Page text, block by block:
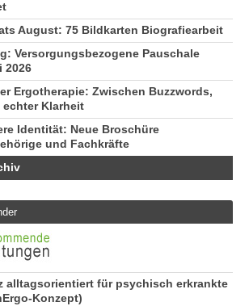
August: 75 Bildkarten Biografiearbeit
Versorgungsbezogene Pauschale
2026
Ergotherapie: Zwischen Buzzwords,
Klarheit
Identität: Neue Broschüre
und Fachkräfte
alltagsorientiert für psychisch erkrankte
Konzept)